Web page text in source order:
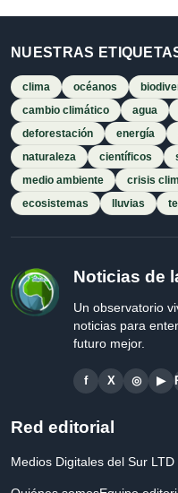
NUESTRAS
clima océanos
cambio climático
agua
deforestación
energía
naturaleza
científicos
medio ambiente
crisis
ecosistemas
lluvias
Noticias de
Un observatorio
noticias para
futuro mejor.
f X ◎ ▶
Red editorial
Medios Digitales del Sur LTD